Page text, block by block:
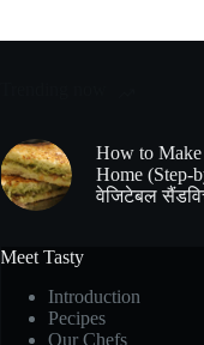
How to Make
Home (Step-
वेजिटेबल
Meet Tasty
Introduction
Pecipes
Our Chefs